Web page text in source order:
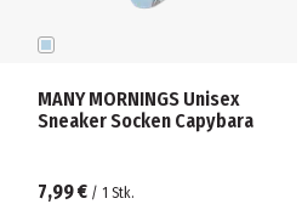
MANY MORNINGS Unisex
Sneaker Socken Capybara
7,99 € / 1 Stk.